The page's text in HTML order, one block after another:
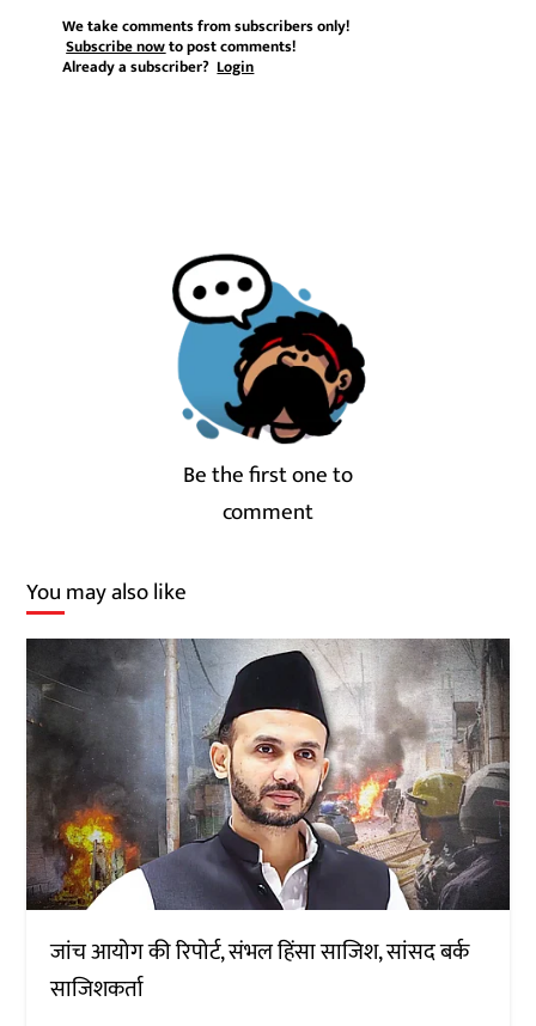
We take comments from subscribers only!
Subscribe nowto post comments!
Already a subscriber?Login
Be the first one to
comment
You may also like
जांच आयोग की रिपोर्ट, संभल हिंसा साजिश, सांसद बर्क
साजिशकर्ता